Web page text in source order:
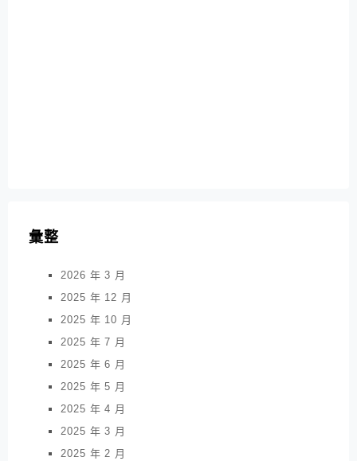
彙整
2026 年 3 月
2025 年 12 月
2025 年 10 月
2025 年 7 月
2025 年 6 月
2025 年 5 月
2025 年 4 月
2025 年 3 月
2025 年 2 月